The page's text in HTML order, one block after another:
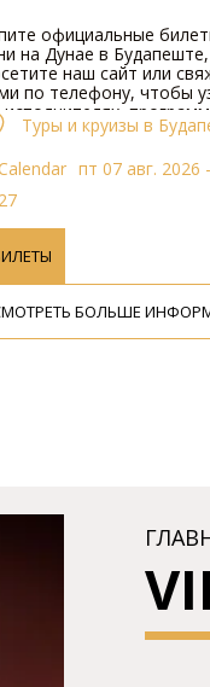
официальные
на Дунае в
наш сайт или
по телефону, чтобы
исполнителях,
билетов.
Туры и круизы в
пт 07 авг. 2026
БОЛЬШЕ